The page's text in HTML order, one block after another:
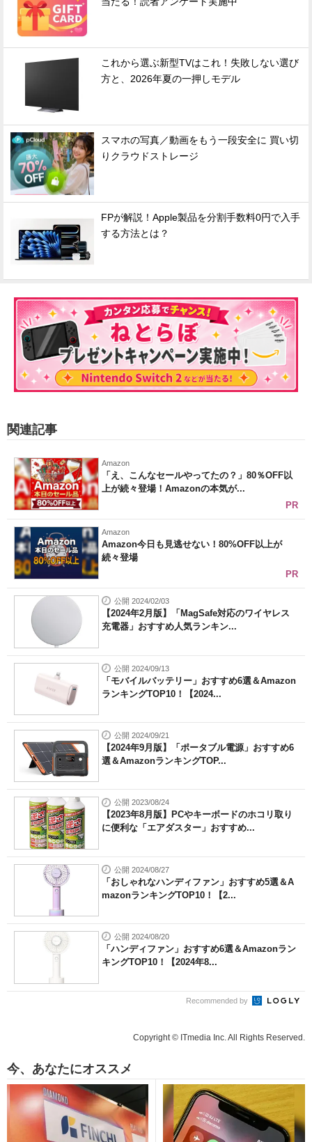
これから選ぶ新型TVはこれ！失敗しない選び
方と、2026年夏の一押しモデル
スマホの写真／動画をもう一段安全に 買い切
りクラウドストレージ
FPが解説！Apple製品を分割手数料0円で入手
する方法とは？
関連記事
Amazon
「え、こんなセールやってたの？」80％OFF以
上が続々登場！Amazonの本気が...
PR
Amazon
Amazon今日も見逃せない！80%OFF以上が
続々登場
PR
公開 2024/02/03
【2024年2月版】「MagSafe対応のワイヤレス
充電器」おすすめ人気ランキン...
公開 2024/09/13
「モバイルバッテリー」おすすめ6選＆Amazon
ランキングTOP10！【2024...
公開 2024/09/21
【2024年9月版】「ポータブル電源」おすすめ6
選＆AmazonランキングTOP...
公開 2023/08/24
【2023年8月版】PCやキーボードのホコリ取り
に便利な「エアダスター」おすすめ...
公開 2024/08/27
「おしゃれなハンディファン」おすすめ5選＆A
mazonランキングTOP10！【2...
公開 2024/08/20
「ハンディファン」おすすめ6選＆Amazonラン
キングTOP10！【2024年8...
Recommended by
Copyright © ITmedia Inc. All Rights Reserved.
今、あなたにオススメ